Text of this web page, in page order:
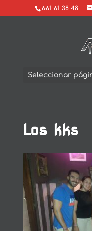
661 61 38 48
Seleccionar
Los kks